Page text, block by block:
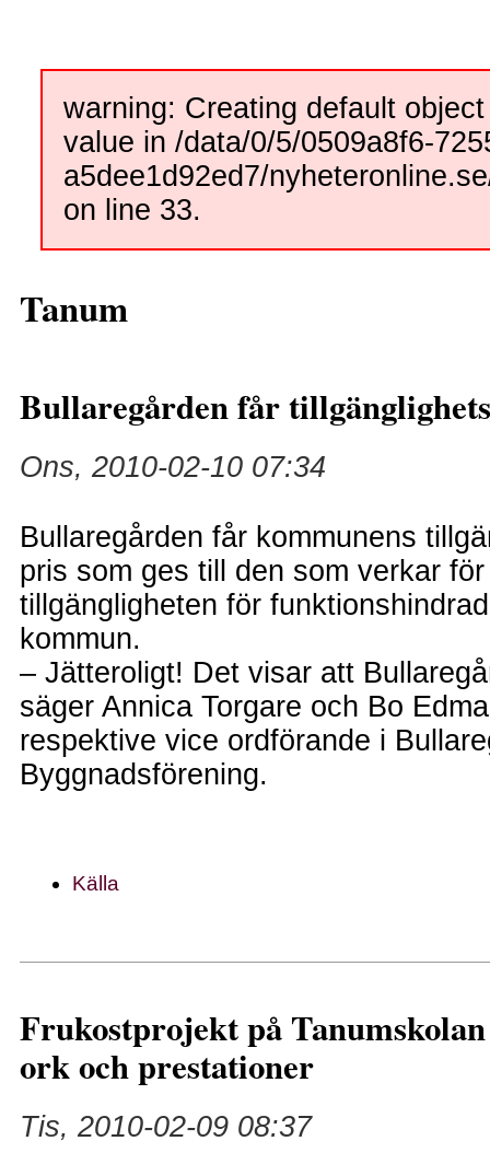
warning: Creating default
value in /data/0/5/0509a8f6-
a5dee1d92ed7/
on line 33.
Tanum
Bullaregården får
Ons, 2010-02-10 07:34
Bullaregården får kommunens
pris som ges till den som verkar
tillgängligheten för
kommun.
– Jätteroligt! Det visar att
säger Annica Torgare och Bo
respektive vice ordförande i
Byggnadsförening.
Källa
Frukostprojekt på
ork och prestationer
Tis, 2010-02-09 08:37